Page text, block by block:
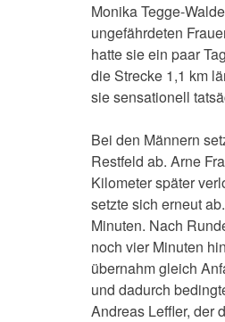
Monika Tegge-
ungefährdeten
hatte sie ein paar
die Strecke 1,1 km
sie sensationell
Bei den Männern
Restfeld ab. Arne
Kilometer später
setzte sich erneut
Minuten. Nach
noch vier Minuten
übernahm gleich
und dadurch
Andreas Leffler, der